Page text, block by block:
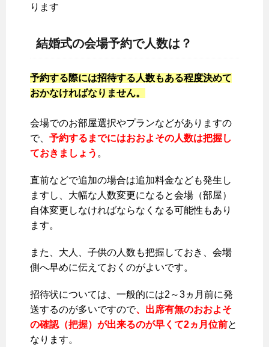
ります
結婚式の会場予約で人数は？
予約する際には招待する人数もある程度決めて
おかなければなりません。
会場でのお部屋選択やプランなどがありますの
で、 予約するまでにはおおよその人数は把握し
ておきましょう 。
直前などで追加の場合は追加料金なども発生し
ますし、大幅な人数変更になると会場（部屋）
自体変更しなければならなくなる可能性もあり
ます。
また、大人、子供の人数も把握しておき、会場
側へ早めに伝えておくのがよいです。
招待状については、一般的には2～3ヵ月前に発
送するのが多いですので、出席有無のおおよそ
の確認（把握）が出来るのが早くて2ヵ月位前と
なります。